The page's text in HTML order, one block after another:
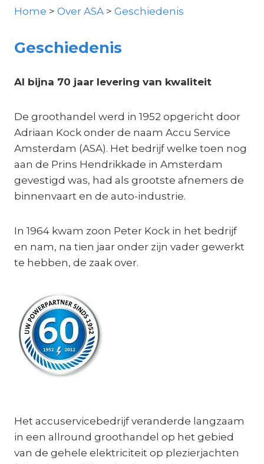
Home > Over ASA > Geschiedenis
Geschiedenis
Al bijna 70 jaar levering van kwaliteit
De groothandel werd in 1952 opgericht door
Adriaan Kock onder de naam Accu Service
Amsterdam (ASA). Het bedrijf welke toen nog
aan de Prins Hendrikkade in Amsterdam
gevestigd was, had als grootste afnemers de
binnenvaart en de auto-industrie.
In 1964 kwam zoon Peter Kock in het bedrijf
en nam, na tien jaar onder zijn vader gewerkt
te hebben, de zaak over.
Het accuservicebedrijf veranderde langzaam
in een allround groothandel op het gebied
van de gehele elektriciteit op plezierjachten